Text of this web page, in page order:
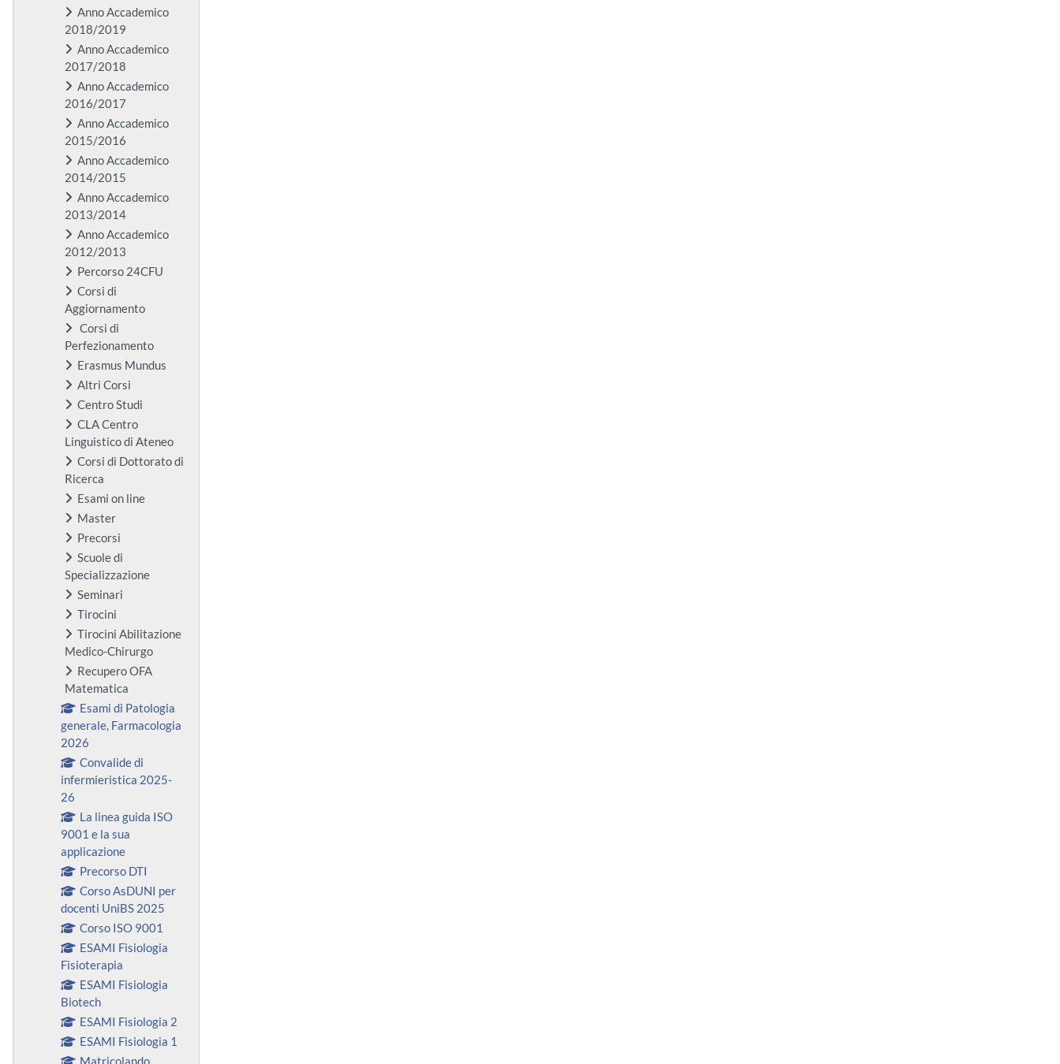
Anno Accademico
2018/2019
Anno Accademico
2017/2018
Anno Accademico
2016/2017
Anno Accademico
2015/2016
Anno Accademico
2014/2015
Anno Accademico
2013/2014
Anno Accademico
2012/2013
Percorso 24CFU
Corsi di
Aggiornamento
Corsi di
Perfezionamento
Erasmus Mundus
Altri Corsi
Centro Studi
CLA Centro
Linguistico di Ateneo
Corsi di Dottorato di
Ricerca
Esami on line
Master
Precorsi
Scuole di
Specializzazione
Seminari
Tirocini
Tirocini Abilitazione
Medico-Chirurgo
Recupero OFA
Matematica
Esami di Patologia
generale, Farmacologia
2026
Convalide di
infermieristica 2025-
26
La linea guida ISO
9001 e la sua
applicazione
Precorso DTI
Corso AsDUNI per
docenti UniBS 2025
Corso ISO 9001
ESAMI Fisiologia
Fisioterapia
ESAMI Fisiologia
Biotech
ESAMI Fisiologia 2
ESAMI Fisiologia 1
Matricolando